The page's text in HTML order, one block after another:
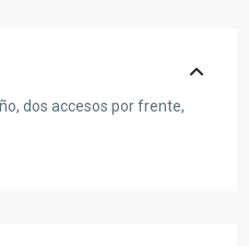
dos accesos por frente,